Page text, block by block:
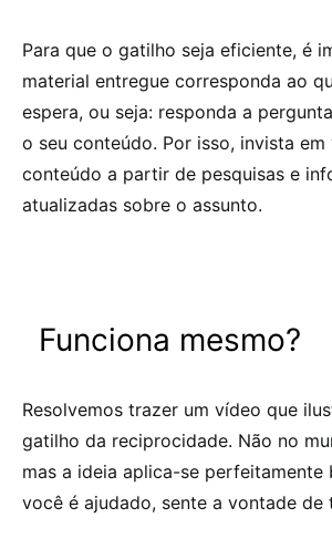
Para que o gatilho seja eficiente, é
material entregue corresponda ao
espera, ou seja: responda a
o seu conteúdo. Por isso, invista em
conteúdo a partir de pesquisas e
atualizadas sobre o assunto.
Funciona mesmo?
Resolvemos trazer um vídeo que
gatilho da reciprocidade. Não no
mas a ideia aplica-se perfeitamente
você é ajudado, sente a vontade de